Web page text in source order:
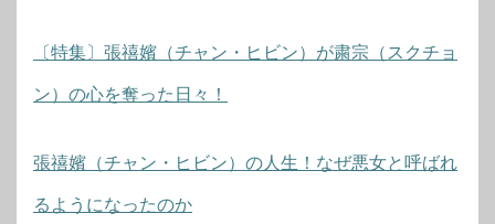
〔特集〕張禧嬪（チャン・ヒビン）が粛宗（スクチョ
ン）の心を奪った日々！
張禧嬪（チャン・ヒビン）の人生！なぜ悪女と呼ばれ
るようになったのか